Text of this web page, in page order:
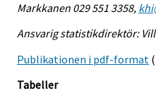
Markkanen 029 551 3358,
Ansvarig statistikdirektör:
Publikationen i pdf-format
Tabeller